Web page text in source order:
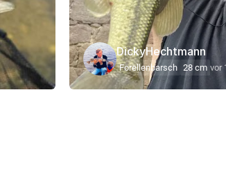
DickyHechtmann
Forellenbarsch 28 cm vor